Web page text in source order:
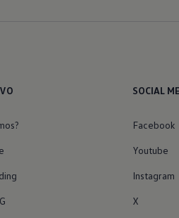
SOCIAL
Facebook
Youtube
Instagram
X